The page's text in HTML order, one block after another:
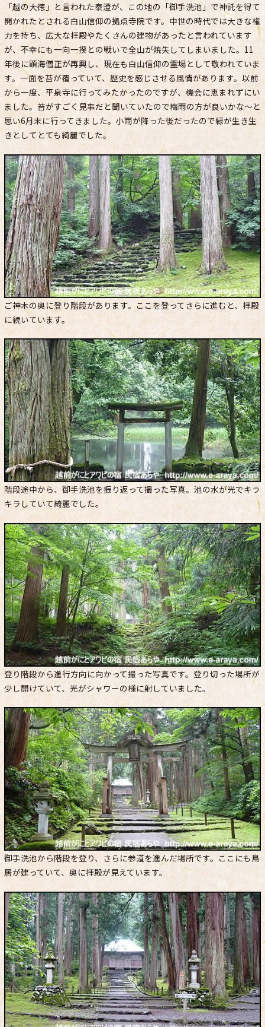
「越の大徳」と言われた泰澄が、この地の「御手洗池」で神託を得て
開かれたとされる白山信仰の拠点寺院です。中世の時代では大きな権
力を持ち、広大な拝殿やたくさんの建物があったと言われています
が、不幸にも一向一揆との戦いで全山が焼失してしまいました。11
年後に顕海僧正が再興し、現在も白山信仰の霊場として敬われていま
す。一面を苔が覆っていて、歴史を感じさせる風情があります。以前
から一度、平泉寺に行ってみたかったのですが、機会に恵まれずにい
ました。苔がすごく見事だと聞いていたので梅雨の方が良いかな～と
思い6月末に行ってきました。小雨が降った後だったので緑が生き生
きとしてとても綺麗でした。
ご神木の奥に登り階段があります。ここを登ってさらに進むと、拝殿
に続いています。
階段途中から、御手洗池を振り返って撮った写真。池の水が光でキラ
キラしていて綺麗でした。
登り階段から進行方向に向かって撮った写真です。登り切った場所が
少し開けていて、光がシャワーの様に射していました。
御手洗池から階段を登り、さらに参道を進んだ場所です。ここにも鳥
居が建っていて、奥に拝殿が見えています。